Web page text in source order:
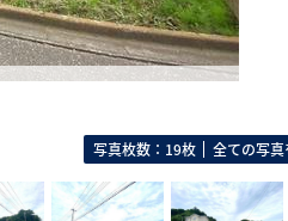
写真枚数：19枚 全ての写真